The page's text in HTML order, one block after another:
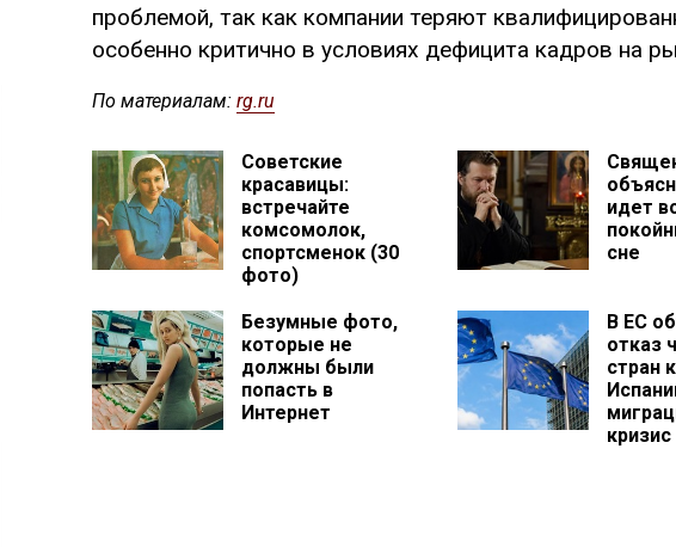
проблемой, так как компании теряют
особенно критично в условиях дефицита кадров на
По материалам: rg.ru
Советские
красавицы:
встречайте
комсомолок,
спортсменок (30
фото)
идет
сне
Безумные фото,
которые не
должны были
попасть в
Интернет
В ЕС
отказ
стран
кризис